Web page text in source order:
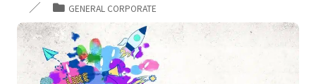
GENERAL CORPORATE